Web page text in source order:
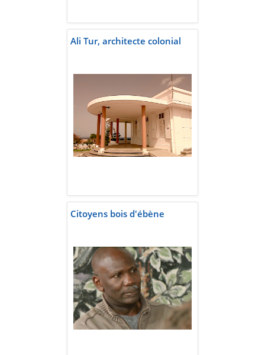
Ali Tur, architecte colonial
Citoyens bois d'ébène